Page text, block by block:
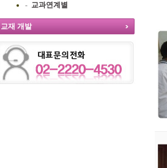
- 교과연계별
교재 개발